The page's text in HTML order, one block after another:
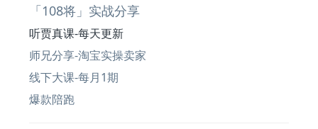
「108将」实战分享
听贾真课-每天更新
师兄分享-淘宝实操卖家
线下大课-每月1期
爆款陪跑